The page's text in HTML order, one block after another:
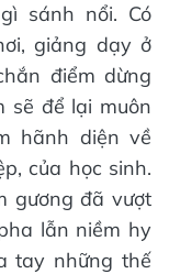
sánh nổi. Có
giảng dạy ở
điểm dừng
sẽ để lại muôn
hãnh diện về
của học sinh.
gương đã vượt
lẫn niềm hy
tay những thế